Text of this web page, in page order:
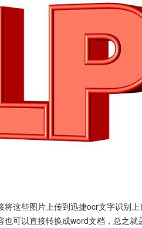
这些图片上传到迅捷ocr文字识别
可以直接转换成word文档，总之就